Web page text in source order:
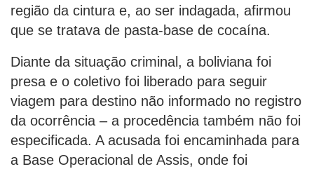
região da cintura e, ao ser indagada, afirmou
que se tratava de pasta-base de cocaína.
Diante da situação criminal, a boliviana foi
presa e o coletivo foi liberado para seguir
viagem para destino não informado no registro
da ocorrência – a procedência também não foi
especificada. A acusada foi encaminhada para
a Base Operacional de Assis, onde foi